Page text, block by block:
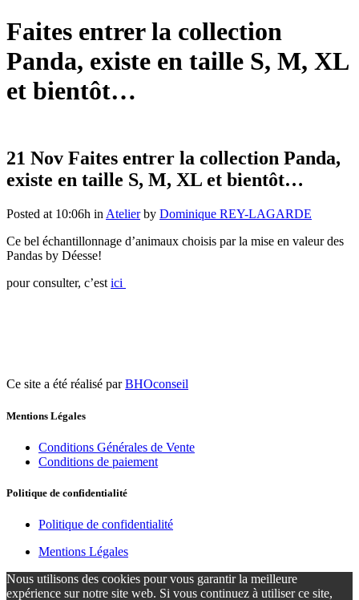
Faites entrer la collection
Panda, existe en taille S, M, XL
et bientôt…
21 Nov Faites entrer la collection Panda,
existe en taille S, M, XL et bientôt…
Posted at 10:06h in Atelier by Dominique REY-LAGARDE
Ce bel échantillonnage d’animaux choisis par la mise en valeur des
Pandas by Déesse!
pour consulter, c’est ici
Ce site a été réalisé parBHOconseil
Mentions Légales
Conditions Générales de Vente
Conditions de paiement
Politique de confidentialité
Politique de confidentialité
Mentions Légales
Nous utilisons des cookies pour vous garantir la meilleure
expérience sur notre site web. Si vous continuez à utiliser ce site,